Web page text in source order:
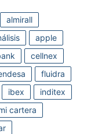
almirall
apple
cellnex
fluidra
ibex
inditex
cartera